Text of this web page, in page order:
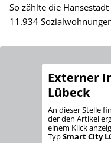
So zählte die
11.934
Externer
Lübeck
An dieser Stelle
der den Artikel
einem Klick
TypSmart City